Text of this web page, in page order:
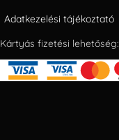
Adatkezelési tájékoztató
Kártyás fizetési lehetőség: